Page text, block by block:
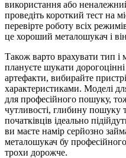
використання або
проведіть короткий тест на
перевірте роботу всіх
це хороший металошукач і
Також варто врахувати тип
плануєте шукати
артефакти, вибирайте
характеристиками. Моделі
для професійного пошуку,
чутливості, глибину
початківців ідеально
ви маєте намір серйозно
металошукач бу
трохи дорожче.